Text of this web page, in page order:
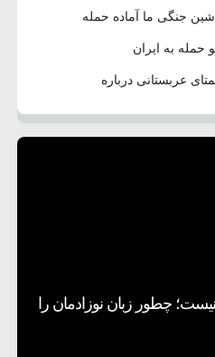
جنگی ما آماده حمله
حمله به ایران
عربستانی درباره
گسترده‌ای برای پاسخ به
به ایران را اعلام کرد
چطور زبان نوزادمان را
تأثیر بگذارد